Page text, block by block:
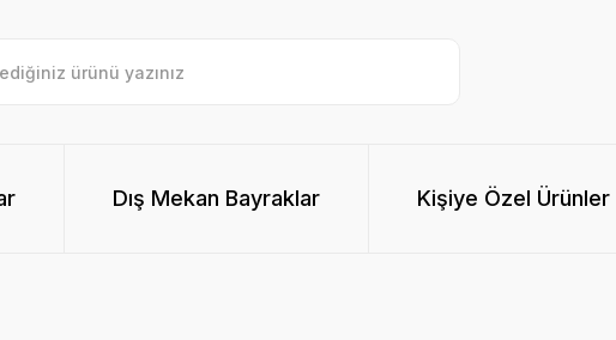
Dış Mekan Bayraklar Kişiye Özel Ürünler